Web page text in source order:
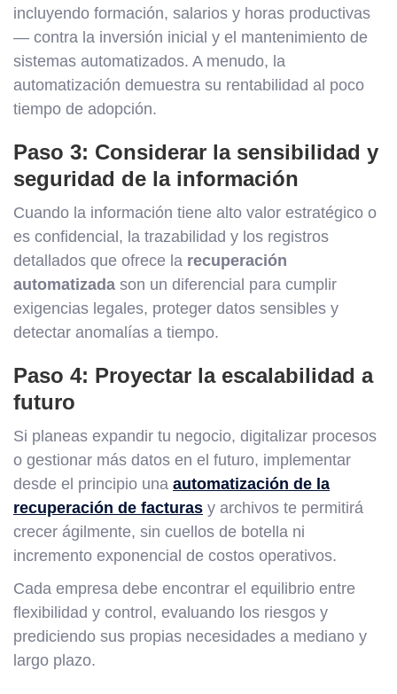
incluyendo formación, salarios y horas productivas
— contra la inversión inicial y el mantenimiento de
sistemas automatizados. A menudo, la
automatización demuestra su rentabilidad al poco
tiempo de adopción.
Paso 3: Considerar la sensibilidad y
seguridad de la información
Cuando la información tiene alto valor estratégico o
es confidencial, la trazabilidad y los registros
detallados que ofrece la recuperación
automatizada son un diferencial para cumplir
exigencias legales, proteger datos sensibles y
detectar anomalías a tiempo.
Paso 4: Proyectar la escalabilidad a
futuro
Si planeas expandir tu negocio, digitalizar procesos
o gestionar más datos en el futuro, implementar
desde el principio una automatización de la
recuperación de facturas y archivos te permitirá
crecer ágilmente, sin cuellos de botella ni
incremento exponencial de costos operativos.
Cada empresa debe encontrar el equilibrio entre
flexibilidad y control, evaluando los riesgos y
prediciendo sus propias necesidades a mediano y
largo plazo.